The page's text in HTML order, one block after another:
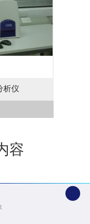
终用户以及产
随着各地陆续
脂肪酸，众多
本测定方法可
。 时域核磁
析仪
容